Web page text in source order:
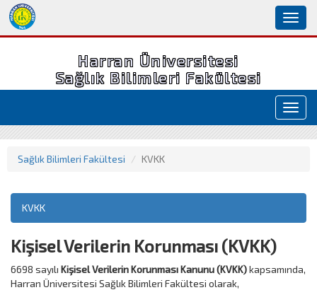
Harran Üniversitesi
Sağlık Bilimleri Fakültesi
Sağlık Bilimleri Fakültesi KVKK
KVKK
Kişisel Verilerin Korunması (KVKK)
6698 sayılı Kişisel Verilerin Korunması Kanunu (KVKK)kapsamında,
Harran Üniversitesi Sağlık Bilimleri Fakültesi olarak,